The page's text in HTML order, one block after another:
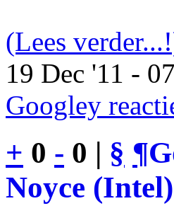
(Lees
19 Dec '11 -
Googley
+ 0 - 0 | § ¶
Noyce (Intel)